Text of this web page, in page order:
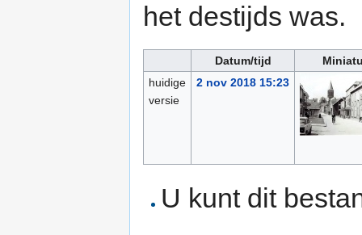
het destijds was.
Datum/tijd
huidige
versie
2 nov 2018 15:23
U kunt dit